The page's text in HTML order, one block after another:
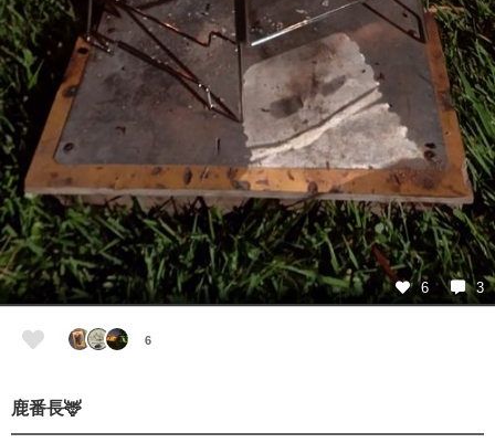
6 3
6
鹿番長🦌